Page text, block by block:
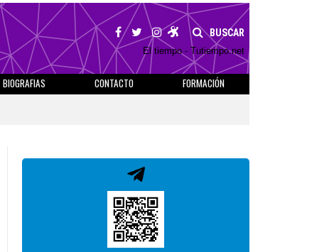
BUSCAR
El tiempo - Tutiempo.net
BIOGRAFIAS CONTACTO
FORMACIÓN